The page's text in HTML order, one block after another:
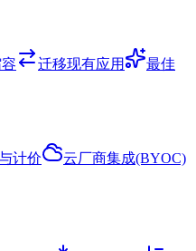
迁移现有应用
最佳
计价
云厂商集成(BYOC)